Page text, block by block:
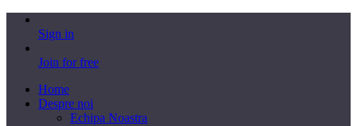
Sign in
Join for free
Home
Despre noi
Echipa Noastra